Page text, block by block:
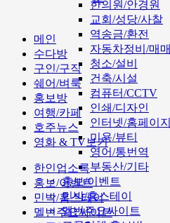
한의원/안경원
교회/성당/사찰
역송금/환전
자동차정비/매매
청소/설비
건축/시설
컴퓨터/CCTV
인쇄/디자인
인터넷/홈페이지
미용/뷰티
영어/통번역
부동산/기타
홍보/이벤트
민박/홈스테이
멜번주요싸이트
메인
수다방
구인/구직
쉐어/벼룩
홍보방
여행/카페
호주뉴스
영화 & TV보기
한인업소록
홍보/이벤트
민박/홈스테이
멜번주요싸이트